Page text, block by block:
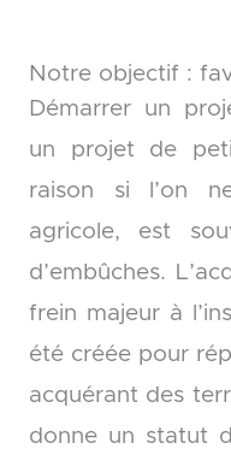
Notre objectif :
Démarrer un
un projet de
raison si l’on
agricole, est
d’embûches.
frein majeur à
été créée pour
acquérant des
donne un statut